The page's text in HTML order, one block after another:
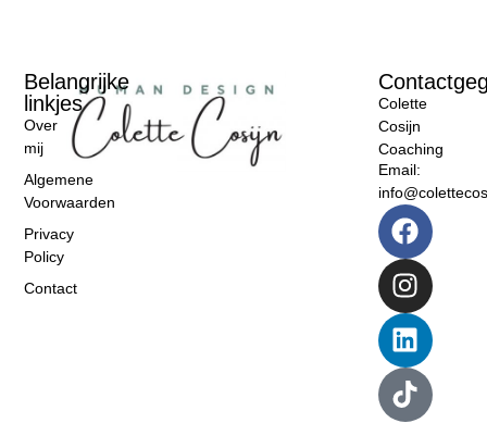
Colette
Cosijn
Coaching
Email:
Belangrijke
linkjes
Over
mij
Algemene
Voorwaarden
Privacy
Policy
Contact